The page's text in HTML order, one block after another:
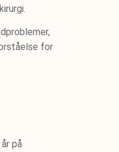
for
på